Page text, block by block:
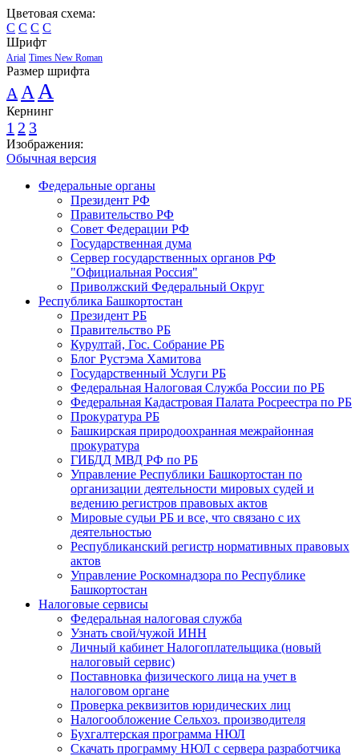
Цветовая схема:
C C C C
Шрифт
Arial Times New Roman
Размер шрифта
A A A
Кернинг
1 2 3
Изображения:
Обычная версия
Федеральные органы
Президент РФ
Правительство РФ
Совет Федерации РФ
Государственная дума
Сервер государственных органов РФ
"Официальная Россия"
Приволжский Федеральный Округ
Республика Башкортостан
Президент РБ
Правительство РБ
Курултай, Гос. Собрание РБ
Блог Рустэма Хамитова
Государственный Услуги РБ
Федеральная Налоговая Служба России по РБ
Федеральная Кадастровая Палата Росреестра по РБ
Прокуратура РБ
Башкирская природоохранная межрайонная
прокуратура
ГИБДД МВД РФ по РБ
Управление Республики Башкортостан по
организации деятельности мировых судей и
ведению регистров правовых актов
Мировые судьи РБ и все, что связано с их
деятельностью
Республиканский регистр нормативных правовых
актов
Управление Роскомнадзора по Республике
Башкортостан
Налоговые сервисы
Федеральная налоговая служба
Узнать свой/чужой ИНН
Личный кабинет Налогоплательщика (новый
налоговый сервис)
Поставновка физического лица на учет в
налоговом органе
Проверка реквизитов юридических лиц
Налогообложение Сельхоз. производителя
Бухгалтерская программа НЮЛ
Скачать программу НЮЛ с сервера разработчика